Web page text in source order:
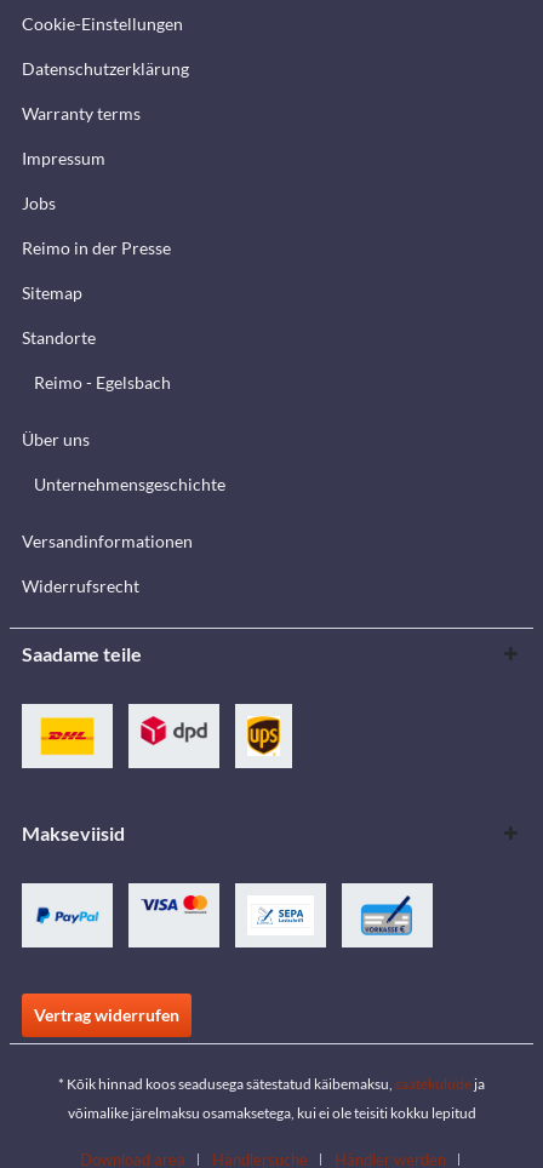
Cookie-Einstellungen
Datenschutzerklärung
Warranty terms
Impressum
Jobs
Reimo in der Presse
Sitemap
Standorte
Reimo - Egelsbach
Über uns
Unternehmensgeschichte
Versandinformationen
Widerrufsrecht
Saadame teile
Makseviisid
Vertrag widerrufen
* Kõik hinnad koos seadusega sätestatud käibemaksu, saatekulude ja
võimalike järelmaksu osamaksetega, kui ei ole teisiti kokku lepitud
Download area Händlersuche Händler werden